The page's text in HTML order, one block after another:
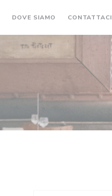
DOVE SIAMO CONTATTACI